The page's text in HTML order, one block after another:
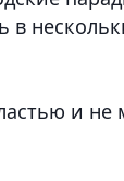
в
и не